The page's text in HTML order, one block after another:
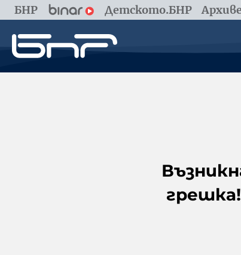
БНР Детското.БНР
грешка!